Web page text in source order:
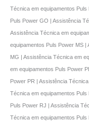
Técnica em equipamentos
Puls Power GO | Assistência
Assistência Técnica em
equipamentos Puls Power MS
MG | Assistência Técnica em
em equipamentos Puls Power
Power PR | Assistência
Técnica em equipamentos
Puls Power RJ | Assistência
Técnica em equipamentos